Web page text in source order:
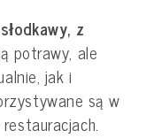
z
potrawy, ale
jak i
są w